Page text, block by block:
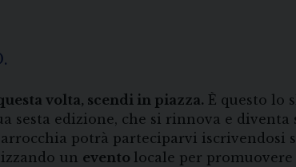
volta, scendi in piazza. È questo lo
sesta edizione, che si rinnova e
potrà parteciparvi iscrivendosi
un evento locale per